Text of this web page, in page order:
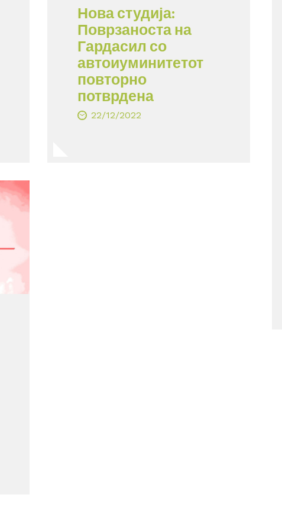
Нова студија:
Поврзаноста на
Гардасил со
автоиуминитетот
повторно
потврдена
22/12/2022